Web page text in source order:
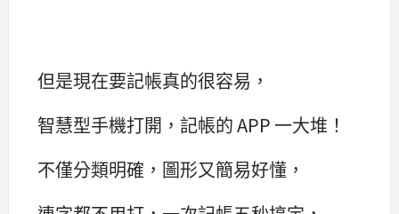
但是現在要記帳真的很容易，
智慧型手機打開，記帳的 APP 一大堆！
不僅分類明確，圖形又簡易好懂，